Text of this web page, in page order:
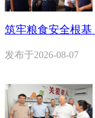
筑牢粮食安全根
发布于2026-08-07